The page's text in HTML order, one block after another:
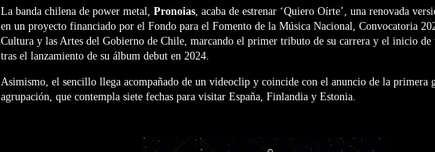
La banda chilena de power metal, Pronoias, acaba de estrenar ‘Quiero Oírte’, una renovada
en un proyecto financiado por el Fondo para el Fomento de la Música Nacional, Convocatoria
Cultura y las Artes del Gobierno de Chile, marcando el primer tributo de su carrera y el inicio de
tras el lanzamiento de su álbum debut en 2024.
Asimismo, el sencillo llega acompañado de un videoclip y coincide con el anuncio de la primera
agrupación, que contempla siete fechas para visitar España, Finlandia y Estonia.